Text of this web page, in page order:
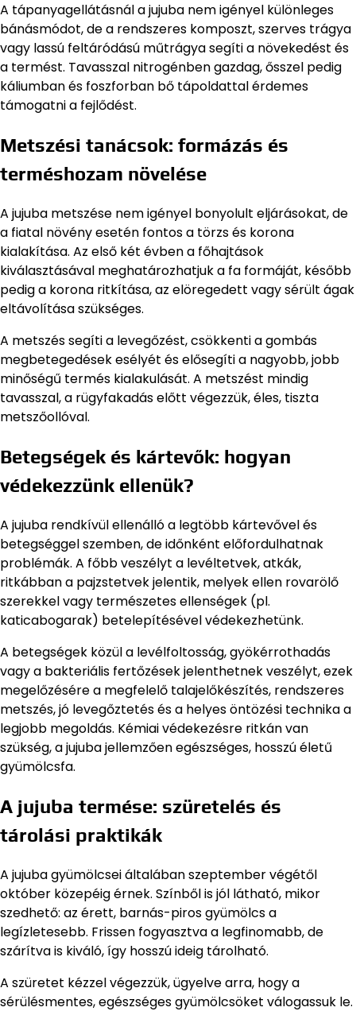
A tápanyagellátásnál a jujuba nem igényel különleges
bánásmódot, de a rendszeres komposzt, szerves trágya
vagy lassú feltáródású műtrágya segíti a növekedést és
a termést. Tavasszal nitrogénben gazdag, ősszel pedig
káliumban és foszforban bő tápoldattal érdemes
támogatni a fejlődést.
Metszési tanácsok: formázás és
terméshozam növelése
A jujuba metszése nem igényel bonyolult eljárásokat, de
a fiatal növény esetén fontos a törzs és korona
kialakítása. Az első két évben a főhajtások
kiválasztásával meghatározhatjuk a fa formáját, később
pedig a korona ritkítása, az elöregedett vagy sérült ágak
eltávolítása szükséges.
A metszés segíti a levegőzést, csökkenti a gombás
megbetegedések esélyét és elősegíti a nagyobb, jobb
minőségű termés kialakulását. A metszést mindig
tavasszal, a rügyfakadás előtt végezzük, éles, tiszta
metszőollóval.
Betegségek és kártevők: hogyan
védekezzünk ellenük?
A jujuba rendkívül ellenálló a legtöbb kártevővel és
betegséggel szemben, de időnként előfordulhatnak
problémák. A főbb veszélyt a levéltetvek, atkák,
ritkábban a pajzstetvek jelentik, melyek ellen rovarölő
szerekkel vagy természetes ellenségek (pl.
katicabogarak) betelepítésével védekezhetünk.
A betegségek közül a levélfoltosság, gyökérrothadás
vagy a bakteriális fertőzések jelenthetnek veszélyt, ezek
megelőzésére a megfelelő talajelőkészítés, rendszeres
metszés, jó levegőztetés és a helyes öntözési technika a
legjobb megoldás. Kémiai védekezésre ritkán van
szükség, a jujuba jellemzően egészséges, hosszú életű
gyümölcsfa.
A jujuba termése: szüretelés és
tárolási praktikák
A jujuba gyümölcsei általában szeptember végétől
október közepéig érnek. Színből is jól látható, mikor
szedhető: az érett, barnás-piros gyümölcs a
legízletesebb. Frissen fogyasztva a legfinomabb, de
szárítva is kiváló, így hosszú ideig tárolható.
A szüretet kézzel végezzük, ügyelve arra, hogy a
sérülésmentes, egészséges gyümölcsöket válogassuk le.